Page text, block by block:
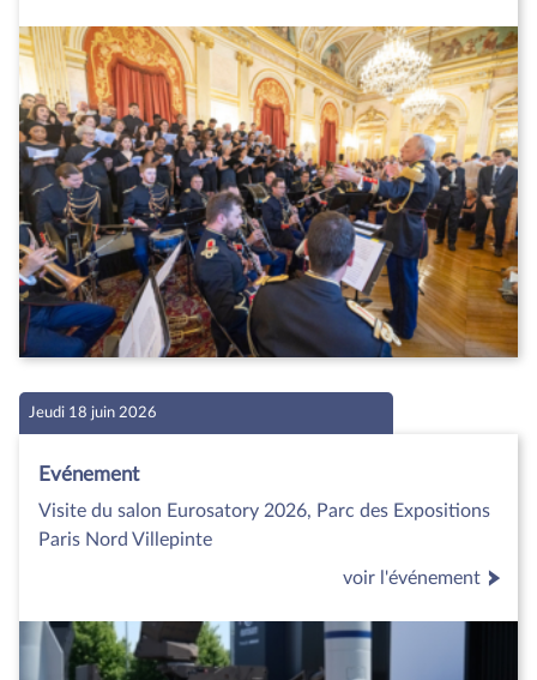
Jeudi 18 juin 2026
Evénement
Visite du salon Eurosatory 2026, Parc des Expositions
Paris Nord Villepinte
voir l'événement